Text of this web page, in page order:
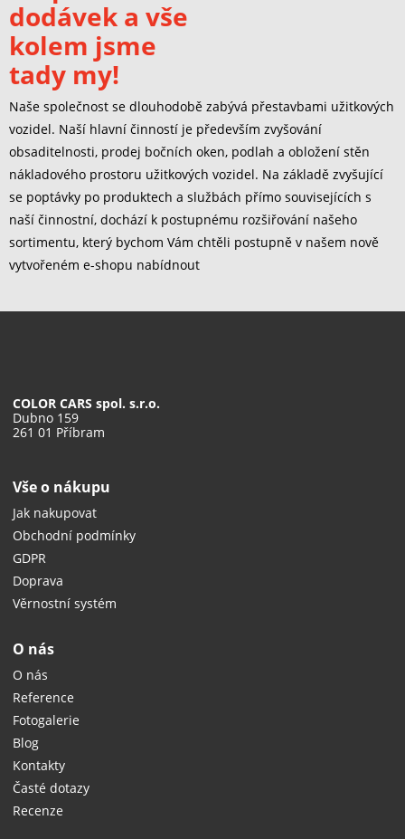
dodávek a vše
kolem jsme
tady my!
Naše společnost se dlouhodobě zabývá přestavbami užitkových
vozidel. Naší hlavní činností je především zvyšování
obsaditelnosti, prodej bočních oken, podlah a obložení stěn
nákladového prostoru užitkových vozidel. Na základě zvyšující
se poptávky po produktech a službách přímo souvisejících s
naší činnostní, dochází k postupnému rozšiřování našeho
sortimentu, který bychom Vám chtěli postupně v našem nově
vytvořeném e-shopu nabídnout
COLOR CARS spol. s.r.o.
Dubno 159
261 01 Příbram
Vše o nákupu
Jak nakupovat
Obchodní podmínky
GDPR
Doprava
Věrnostní systém
O nás
O nás
Reference
Fotogalerie
Blog
Kontakty
Časté dotazy
Recenze